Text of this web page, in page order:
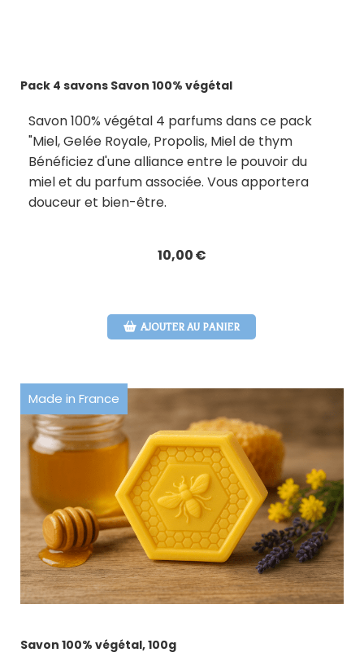
Pack 4 savons Savon 100% végétal
Savon 100% végétal 4 parfums dans ce pack
"Miel, Gelée Royale, Propolis, Miel de thym
Bénéficiez d'une alliance entre le pouvoir du
miel et du parfum associée. Vous apportera
douceur et bien-être.
10,00€
AJOUTER AU PANIER
Savon 100% végétal, 100g
Made in France